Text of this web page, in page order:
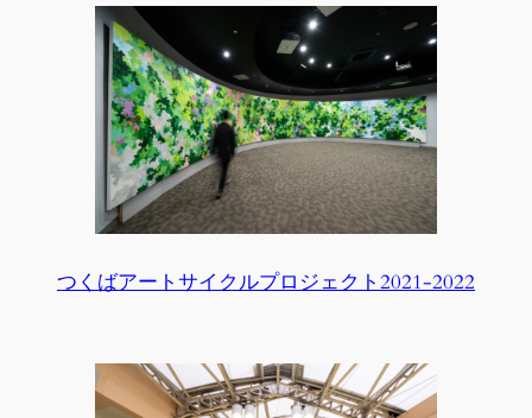
つくばアートサイクルプロジェクト2021-2022